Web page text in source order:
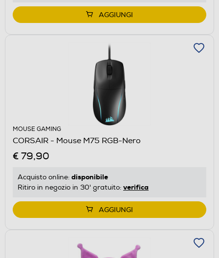
AGGIUNGI
MOUSE GAMING
CORSAIR - Mouse M75 RGB-Nero
€ 79,90
Acquisto online: disponibile
Ritiro in negozio in 30' gratuito: verifica
AGGIUNGI